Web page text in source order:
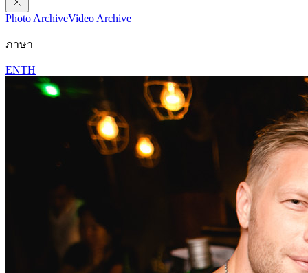
Photo ArchiveVideo Archive
ภาษา
ENTH